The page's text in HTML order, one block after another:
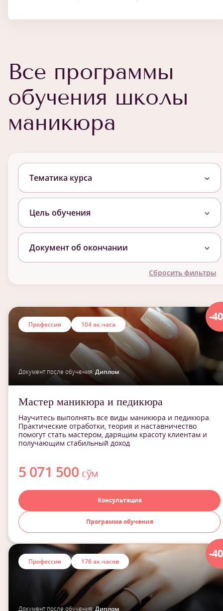
Все программы
обучения школы
маникюра
Тематика курса
Цель обучения
Документ об окончании
Сбросить фильтры
-
Профессия 104 ак.часа
Документ после обучения:Диплом
Мастер маникюра и педикюра
Научитесь выполнять все виды маникюра и педикюра.
Практические отработки, теория и наставничество
помогут стать мастером, дарящим красоту клиентам и
получающим стабильный доход
5 071 500 сўм
Консультация
Программа обучения
-
Профессия 176 ак.часов
Документ после обучения:Диплом